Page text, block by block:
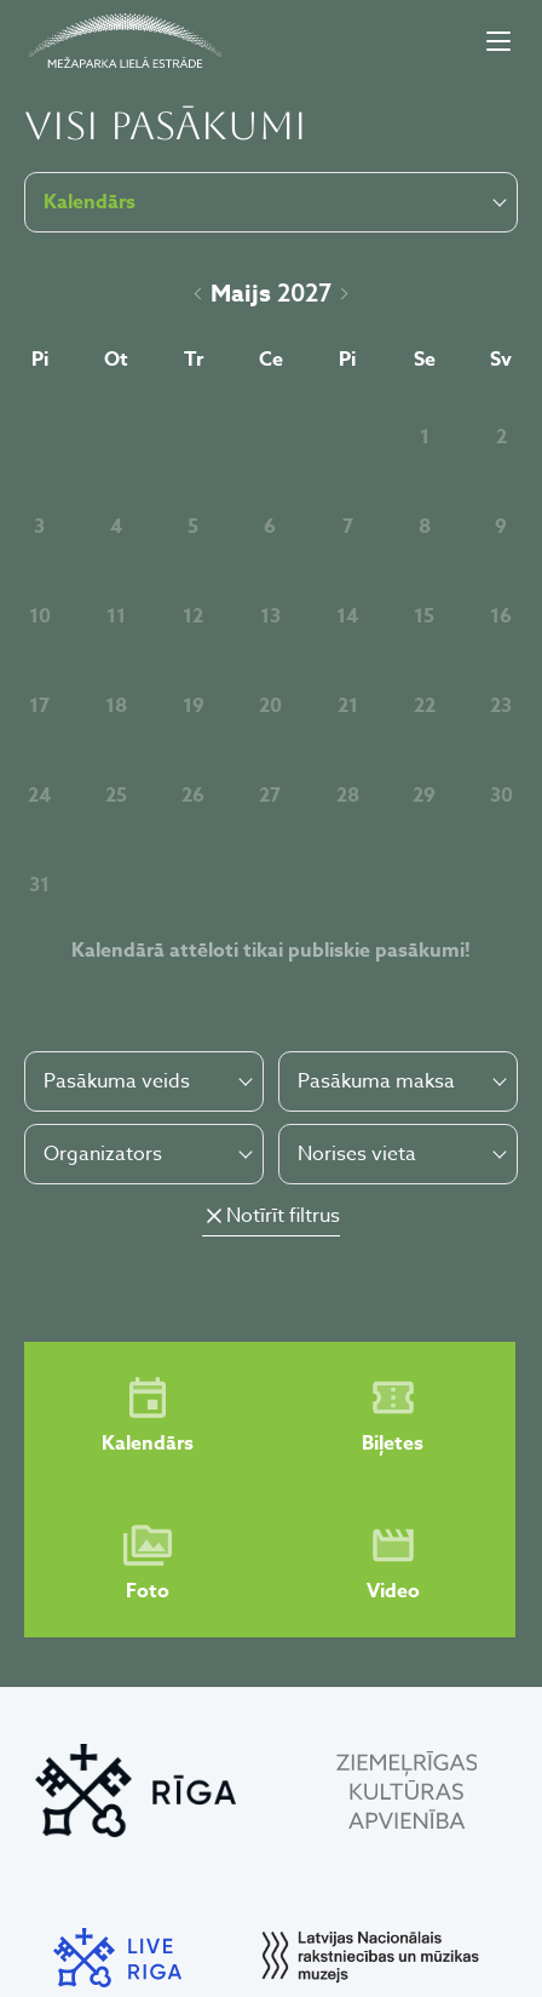
Maijs 2027
Pi Ot Tr Ce Pi Se Sv
1 2
3 4 5 6 7 8 9
10 11 12 13 14 15 16
17 18 19 20 21 22 23
24 25 26 27 28 29 30
31
Kalendārā attēloti tikai publiskie pasākumi!
Visi pasākumi
Pasākuma veids Pasākuma maksa
Organizators Norises vieta
Notīrīt filtrus
Kalendārs
Kalendārs Biļetes
Foto Video